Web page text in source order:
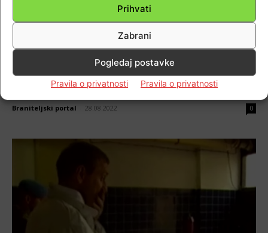
Prihvati
Zabrani
Pogledaj postavke
Pravila o privatnosti Pravila o privatnosti
VIDEO Na današnji dan 1993. godine
utemeljena je Hrvatska Republika Herceg –
Bosna, simbol slobode hrvatskoga naroda u
Braniteljski portal 28.08.2022 0